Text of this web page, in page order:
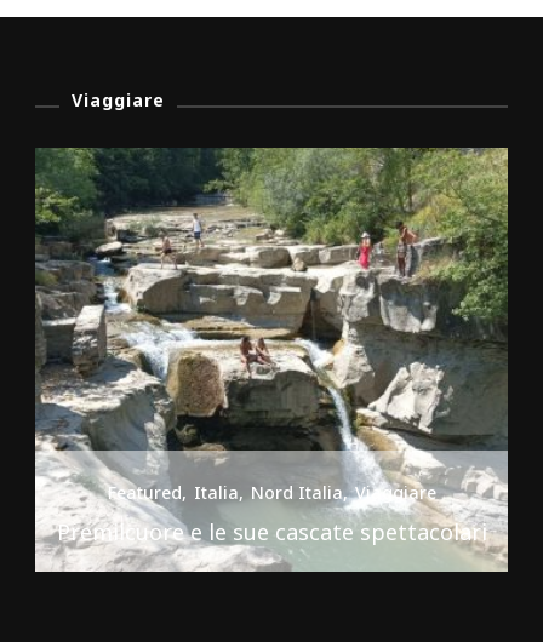
Viaggiare
Featured Italia Nord Italia Viaggiare
Premilcuore e le sue cascate spettacolari